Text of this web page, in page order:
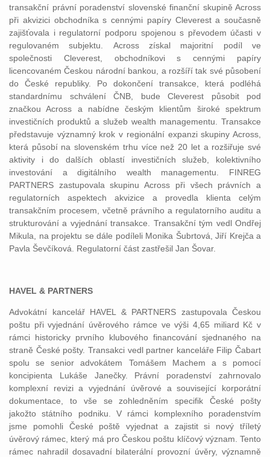
transakční právní poradenství slovenské finanční skupině Across
při akvizici obchodníka s cennými papíry Cleverest a současně
zajišťovala i regulatorní podporu spojenou s převodem účasti v
regulovaném subjektu. Across získal majoritní podíl ve
společnosti Cleverest, obchodníkovi s cennými papíry
licencovaném Českou národní bankou, a rozšíří tak své působení
do České republiky. Po dokončení transakce, která podléhá
standardnímu schválení ČNB, bude Cleverest působit pod
značkou Across a nabídne českým klientům široké spektrum
investičních produktů a služeb wealth managementu. Transakce
představuje významný krok v regionální expanzi skupiny Across,
která působí na slovenském trhu více než 20 let a rozšiřuje své
aktivity i do dalších oblastí investičních služeb, kolektivního
investování a digitálního wealth managementu. FINREG
PARTNERS zastupovala skupinu Across při všech právních a
regulatorních aspektech akvizice a provedla klienta celým
transakčním procesem, včetně právního a regulatorního auditu a
strukturování a vyjednání transakce. Transakční tým vedl Ondřej
Mikula, na projektu se dále podíleli Monika Šubrtová, Jiří Krejča a
Pavla Ševčíková. Regulatorní část zastřešil Jan Šovar.
HAVEL & PARTNERS
Advokátní kancelář HAVEL & PARTNERS zastupovala Českou
poštu při vyjednání úvěrového rámce ve výši 4,65 miliard Kč v
rámci historicky prvního klubového financování sjednaného na
straně České pošty. Transakci vedl partner kanceláře Filip Čabart
spolu se senior advokátem Tomášem Machem a s pomocí
koncipienta Lukáše Janečky. Právní poradenství zahrnovalo
komplexní revizi a vyjednání úvěrové a související korporátní
dokumentace, to vše se zohledněním specifik České pošty
jakožto státního podniku. V rámci komplexního poradenstvím
jsme pomohli České poště vyjednat a zajistit si nový tříletý
úvěrový rámec, který má pro Českou poštu klíčový význam. Tento
rámec nahradil dosavadní bilaterální provozní úvěry, významně